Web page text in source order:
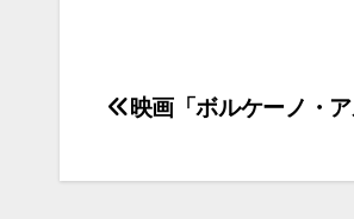
投映画「ボルケーノ・ア